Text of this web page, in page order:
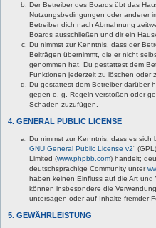
Der Betreiber des Boards übt das
Nutzungsbedingungen oder anderer
Betreiber dich nach Abmahnung
Boards ausschließen und dir ein
Du nimmst zur Kenntnis, dass der
Beiträgen übernimmt, die er nicht
genommen hat. Du gestattest dem
Funktionen jederzeit zu löschen oder
Du gestattest dem Betreiber darüber
gegen o. g. Regeln verstoßen oder
Schaden zuzufügen.
4. GENERAL PUBLIC LICENSE
Du nimmst zur Kenntnis, dass es sich
GNU General Public License v2“
Limited (www.phpbb.com) handelt;
deutschsprachige Community unter
haben keinen Einfluss auf die Art und
können insbesondere die
untersagen oder auf Inhalte fremder
5. GEWÄHRLEISTUNG